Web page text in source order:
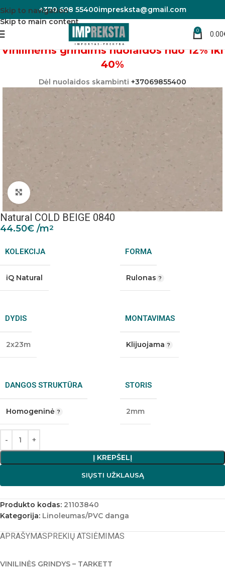
Skip to navigation
Skip to main content
+370 698 55400impresksta@gmail.com
0 0.00
Pradžia Linoleumas/PVC danga
Vinilinėms grindims nuolaidos nuo 12% iki
40%
Dėl nuolaidos skambinti +37069855400
Padidinti nuotrauką
Natural COLD BEIGE 0840
44.50€ /m2
KOLEKCIJA
iQ Natural
FORMA
Rulonas
DYDIS
2x23m
MONTAVIMAS
Klijuojama
DANGOS STRUKTŪRA
Homogeninė
STORIS
2mm
Į KREPŠELĮ
SIŲSTI UŽKLAUSĄ
Produkto kodas: 21103840
Kategorija: Linoleumas/PVC danga
APRAŠYMASPREKIŲ ATSIĖMIMAS
VINILINĖS GRINDYS – TARKETT